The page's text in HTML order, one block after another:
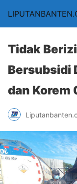
Tidak
Bersubsidi
dan Korem